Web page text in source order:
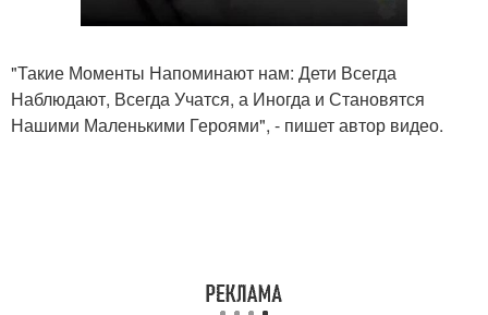
"Такие Моменты Напоминают нам: Дети Всегда
Наблюдают, Всегда Учатся, а Иногда и Становятся
Нашими Маленькими Героями", - пишет автор видео.